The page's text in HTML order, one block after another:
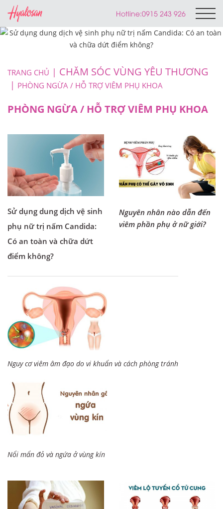
Hotline:0915 243 926
TRANG CHỦ CHĂM SÓC VÙNG YÊU THƯƠNG
PHÒNG NGỪA / HỖ TRỢ VIÊM PHỤ KHOA
PHÒNG NGỪA / HỖ TRỢ VIÊM PHỤ KHOA
Sử dụng dung dịch vệ sinh
phụ nữ trị nấm Candida:
Có an toàn và chữa dứt
điểm không?
Nguyên nhân nào dẫn đến
viêm phần phụ ở nữ giới?
Nguy cơ viêm âm đạo do vi khuẩn và cách phòng tránh
Nổi mẩn đỏ và ngứa ở vùng kín